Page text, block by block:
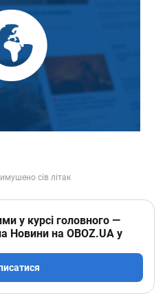
у курсі головного —
Новини на OBOZ.UA у